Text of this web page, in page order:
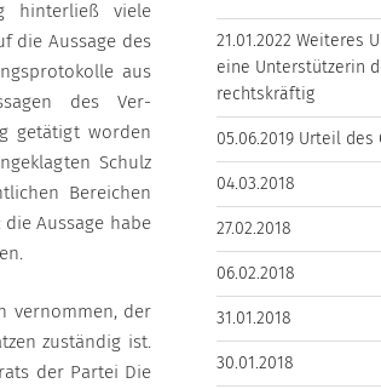
hinterließ viele
die Aussage des
aus
des Ver-
getätigt worden
Schulz
Bereichen
Aussage habe
vernommen, der
zuständig ist.
der Partei Die
21.01.2022 Weiteres
eine Unterstützerin
rechtskräftig
05.06.2019 Urteil
04.03.2018
27.02.2018
06.02.2018
31.01.2018
30.01.2018